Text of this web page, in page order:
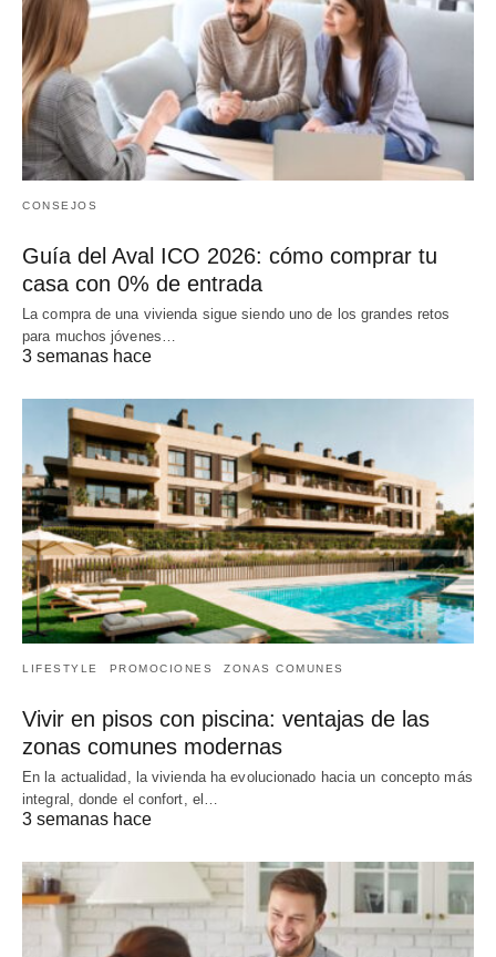
CONSEJOS
Guía del Aval ICO 2026: cómo comprar tu
casa con 0% de entrada
La compra de una vivienda sigue siendo uno de los grandes retos
para muchos jóvenes…
3 semanas hace
LIFESTYLE PROMOCIONES ZONAS COMUNES
Vivir en pisos con piscina: ventajas de las
zonas comunes modernas
En la actualidad, la vivienda ha evolucionado hacia un concepto más
integral, donde el confort, el…
3 semanas hace